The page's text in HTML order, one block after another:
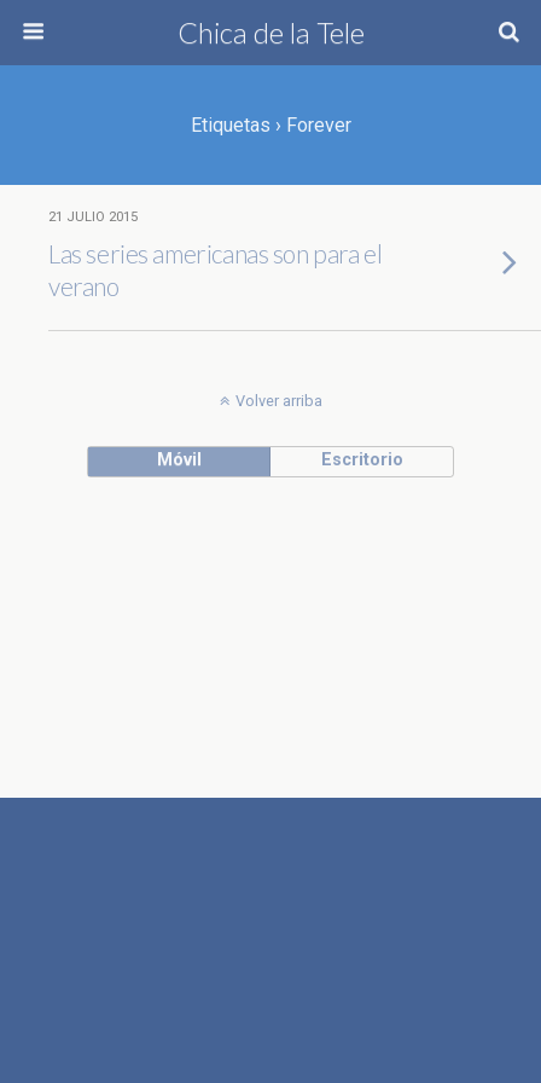
Chica de la Tele
Etiquetas › Forever
21 JULIO 2015
Las series americanas son para el
verano
Volver arriba
Móvil Escritorio